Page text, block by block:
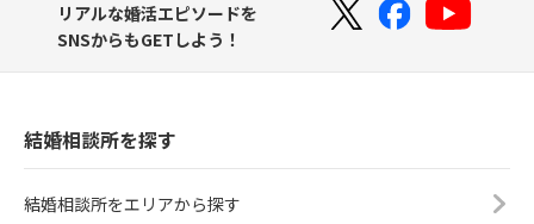
リアルな婚活エピソードを
SNSからもGETしよう！
結婚相談所を探す
結婚相談所をエリアから探す